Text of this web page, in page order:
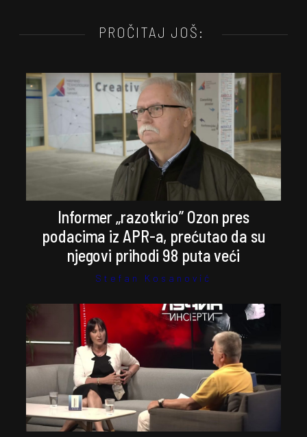
PROČITAJ JOŠ:
Informer „razotkrio” Ozon pres
podacima iz APR-a, prećutao da su
njegovi prihodi 98 puta veći
Stefan Kosanović